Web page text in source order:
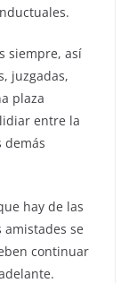
siempre, así
juzgadas,
plaza
entre la
demás
hay de las
se
continuar